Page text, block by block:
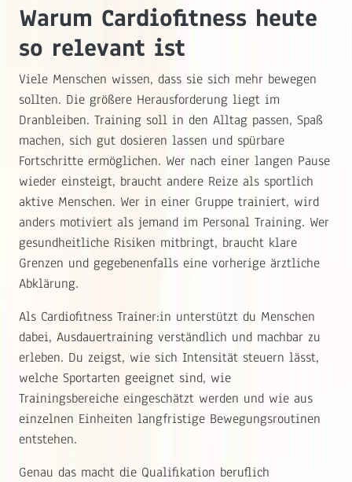
Warum Cardiofitness heute
so relevant ist
Viele Menschen wissen, dass sie sich mehr bewegen
sollten. Die größere Herausforderung liegt im
Dranbleiben. Training soll in den Alltag passen, Spaß
machen, sich gut dosieren lassen und spürbare
Fortschritte ermöglichen. Wer nach einer langen Pause
wieder einsteigt, braucht andere Reize als sportlich
aktive Menschen. Wer in einer Gruppe trainiert, wird
anders motiviert als jemand im Personal Training. Wer
gesundheitliche Risiken mitbringt, braucht klare
Grenzen und gegebenenfalls eine vorherige ärztliche
Abklärung.
Als Cardiofitness Trainer:in unterstützt du Menschen
dabei, Ausdauertraining verständlich und machbar zu
erleben. Du zeigst, wie sich Intensität steuern lässt,
welche Sportarten geeignet sind, wie
Trainingsbereiche eingeschätzt werden und wie aus
einzelnen Einheiten langfristige Bewegungsroutinen
entstehen.
Genau das macht die Qualifikation beruflich